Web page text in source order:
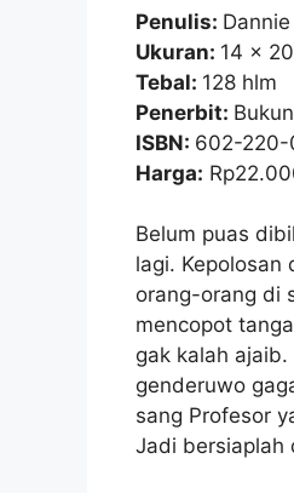
Penulis:
Ukuran: 14 x
Tebal: 128 hlm
Penerbit:
ISBN: 602-220-
Harga:
Belum puas
lagi. Kepolosan
orang-orang di
mencopot
gak kalah
genderuwo
sang Profesor
Jadi bersiaplah